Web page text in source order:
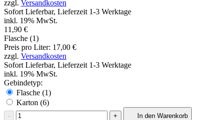
zzgl. Versandkosten
Sofort Lieferbar, Lieferzeit 1-3 Werktage
inkl. 19% MwSt.
11,90 €
Flasche (1)
Preis pro Liter: 17,00 €
zzgl. Versandkosten
Sofort Lieferbar, Lieferzeit 1-3 Werktage
inkl. 19% MwSt.
Gebindetyp:
Flasche (1)
Karton (6)
- + In den Warenkorb